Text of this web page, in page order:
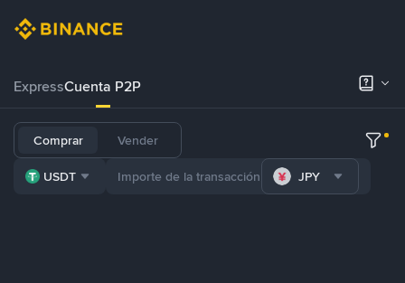
ExpressCuenta P2P
Comprar Vender
USDT JPY